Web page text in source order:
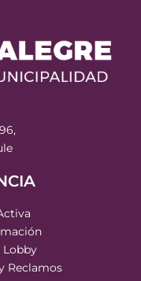
Lobby
Reclamos